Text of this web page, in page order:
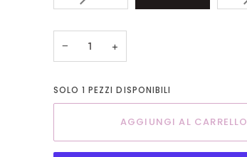
ESAURITA
NON
DISPONIBILE
− +
SOLO1 PEZZI DISPONIBILI
AGGIUNGI AL CARRELLO